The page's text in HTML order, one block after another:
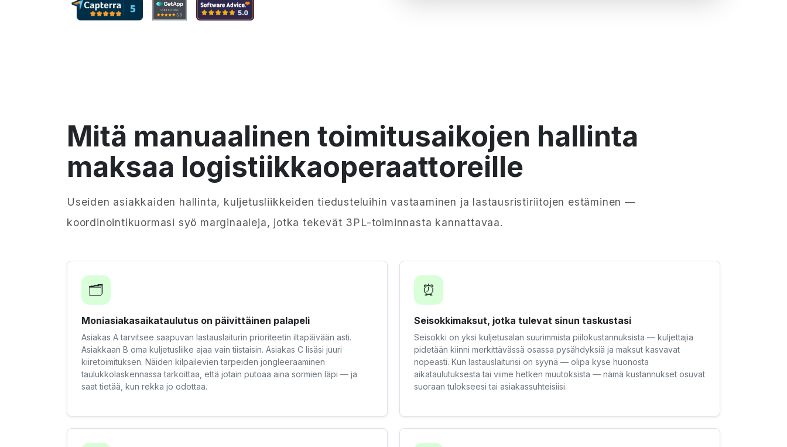
Mitä manuaalinen toimitusaikojen hallinta
maksaa logistiikkaoperaattoreille
Useiden asiakkaiden hallinta, kuljetusliikkeiden tiedusteluihin vastaaminen ja lastausristiriitojen estäminen —
koordinointikuormasi syö marginaaleja, jotka tekevät 3PL-toiminnasta kannattavaa.
🗂️
Moniasiakasaikataulutus on päivittäinen palapeli
Asiakas A tarvitsee saapuvan lastauslaiturin prioriteetin iltapäivään asti.
Asiakkaan B oma kuljetusliike ajaa vain tiistaisin. Asiakas C lisäsi juuri
kiiretoimituksen. Näiden kilpailevien tarpeiden jongleeraaminen
taulukkolaskennassa tarkoittaa, että jotain putoaa aina sormien läpi — ja
saat tietää, kun rekka jo odottaa.
⏰
Seisokkimaksut, jotka tulevat sinun taskustasi
Seisokki on yksi kuljetusalan suurimmista piilokustannuksista — kuljettajia
pidetään kiinni merkittävässä osassa pysähdyksiä ja maksut kasvavat
nopeasti. Kun lastauslaiturisi on syynä — olipa kyse huonosta
aikataulutuksesta tai viime hetken muutoksista — nämä kustannukset osuvat
suoraan tulokseesi tai asiakassuhteisiisi.